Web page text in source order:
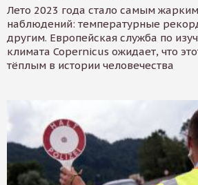
Лето 2023 года стало самым
наблюдений: температурные
другим. Европейская служба по
климата Copernicus ожидает, что
тёплым в истории человечества